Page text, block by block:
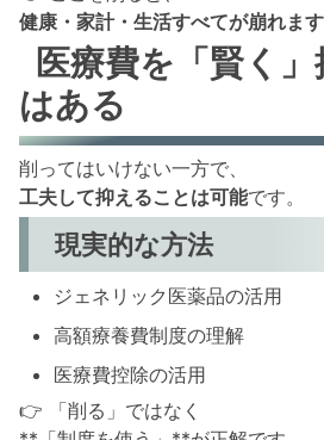
健康・家計・生活すべてが崩れます
医療費を「賢く
はある
削ってはいけない一方で、
工夫して抑えることは可能です。
現実的な方法
ジェネリック医薬品の活用
高額療養費制度の理解
医療費控除の活用
👉 「削る」ではなく